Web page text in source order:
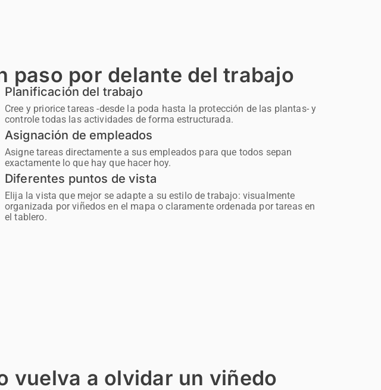
paso por delante del trabajo
Planificación del trabajo
Cree y priorice tareas -desde la poda hasta la protección de las plantas- y
controle todas las actividades de forma estructurada.
Asignación de empleados
Asigne tareas directamente a sus empleados para que todos sepan
exactamente lo que hay que hacer hoy.
Diferentes puntos de vista
Elija la vista que mejor se adapte a su estilo de trabajo: visualmente
organizada por viñedos en el mapa o claramente ordenada por tareas en
el tablero.
vuelva a olvidar un viñedo